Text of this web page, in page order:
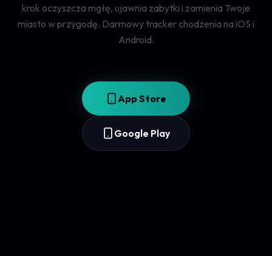
krok oczyszcza mgłę, ujawnia zabytki i zamienia Twoje
miasto w przygodę. Darmowy tracker chodzenia na iOS i
Android.
App Store
Google Play